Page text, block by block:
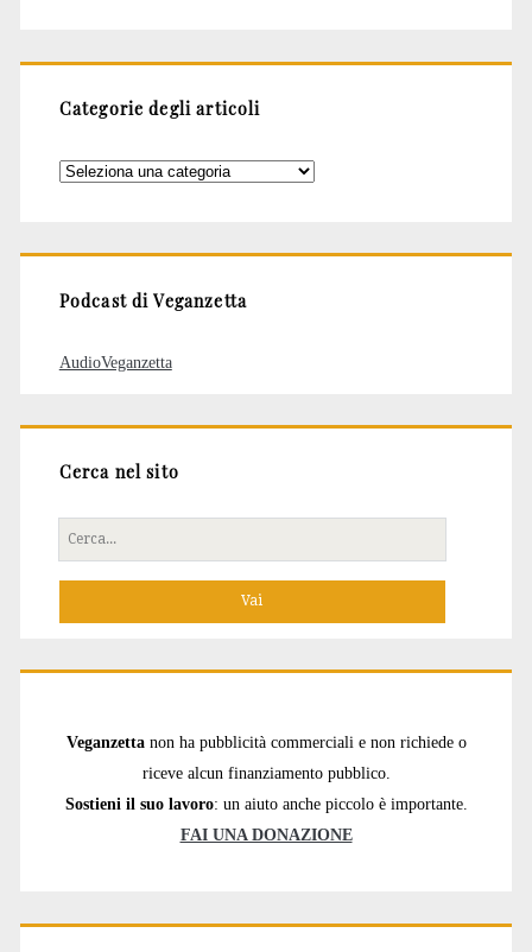
Categorie degli articoli
Categorie
Podcast di Veganzetta
AudioVeganzetta
Cerca nel sito
Cerca
per:
Veganzetta non ha pubblicità commerciali e non richiede o
riceve alcun finanziamento pubblico.
Sostieni il suo lavoro: un aiuto anche piccolo è importante.
FAI UNA DONAZIONE